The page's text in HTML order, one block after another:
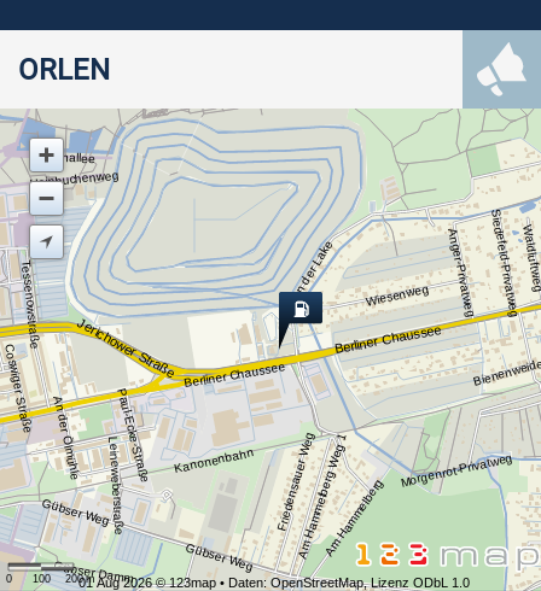
ORLEN
Jerichower Straße Berliner Chaussee
Tessenowstraße Siedefeld-Privatweg
Wiesenweg Anger-Privatweg
An der Lake
Am Hammelberg Weg 1
An der Ölmühle Paul-Ecke-Straße
Coswiger Straße
Leineweberstraße Friedensauer WegAm Hammelberg
Gübser Weg
Ahornallee
Hainbuchenweg
Berliner Chaussee
Morgenrot-Privatweg
Gübser Damm
Gübser Weg
Kanonenbahn
0 100 200 m
01 Aug 2026 ©123map • Daten: OpenStreetMap,Lizenz ODbL 1.0